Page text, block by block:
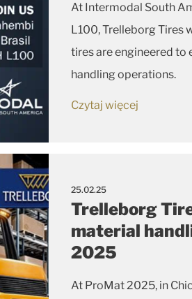
At Intermodal South
L100, Trelleborg Tires
tires are engineered to
handling operations.
Czytaj więcej
25.02.25
Trelleborg
material
2025
At ProMat 2025, in Chicago, from March 17-20,